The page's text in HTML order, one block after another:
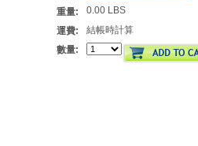
重量:
0.00 LBS
運費:
結帳時計算
數量: